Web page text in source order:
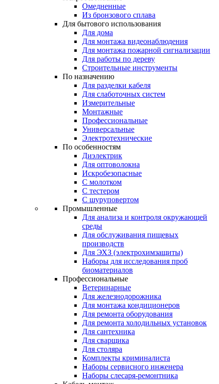
Омедненные
Из бронзового сплава
Для бытового использования
Для дома
Для монтажа видеонаблюдения
Для монтажа пожарной сигнализации
Для работы по дереву
Строительные инструменты
По назначению
Для разделки кабеля
Для слаботочных систем
Измерительные
Монтажные
Профессиональные
Универсальные
Электротехнические
По особенностям
Диэлектрик
Для оптоволокна
Искробезопасные
С молотком
С тестером
С шуруповертом
Промышленные
Для анализа и контроля окружающей
среды
Для обслуживания пищевых
производств
Для ЭХЗ (электрохимзащиты)
Наборы для исследования проб
биоматериалов
Профессиональные
Ветеринарные
Для железнодорожника
Для монтажа кондиционеров
Для ремонта оборудования
Для ремонта холодильных установок
Для сантехника
Для сварщика
Для столяра
Комплекты криминалиста
Наборы сервисного инженера
Наборы слесаря-ремонтника